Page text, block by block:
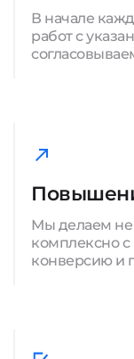
В начале
работ с
Мы делаем не
комплексно
конверсию и